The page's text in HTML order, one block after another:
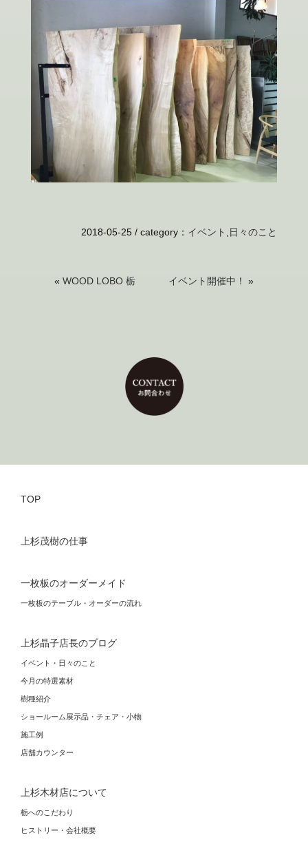
2018-05-25 /category ： イベント 日々のこと
« WOOD LOBO 栃 イベント開催中！ »
TOP
上杉茂樹の仕事
一枚板のオーダーメイド
一枚板のテーブル・オーダーの流れ
上杉晶子店長のブログ
イベント・日々のこと
今月の特選素材
樹種紹介
ショールーム展示品・チェア・小物
施工例
店舗カウンター
上杉木材店について
栃へのこだわり
ヒストリー・会社概要